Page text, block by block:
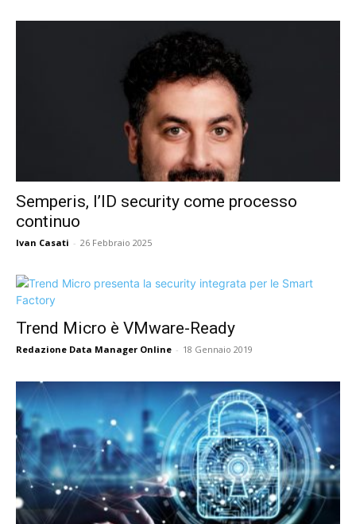
Semperis, l’ID security come processo
continuo
Ivan Casati - 26 Febbraio 2025
Trend Micro è VMware-Ready
Redazione Data Manager Online - 18 Gennaio 2019